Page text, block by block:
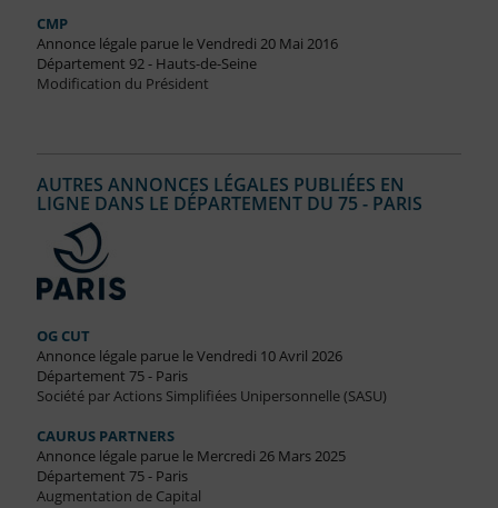
CMP
Annonce légale parue le Vendredi 20 Mai 2016
Département 92 - Hauts-de-Seine
Modification du Président
AUTRES ANNONCES LÉGALES PUBLIÉES EN
LIGNE DANS LE DÉPARTEMENT DU 75 - PARIS
OG CUT
Annonce légale parue le Vendredi 10 Avril 2026
Département 75 - Paris
Société par Actions Simplifiées Unipersonnelle (SASU)
CAURUS PARTNERS
Annonce légale parue le Mercredi 26 Mars 2025
Département 75 - Paris
Augmentation de Capital